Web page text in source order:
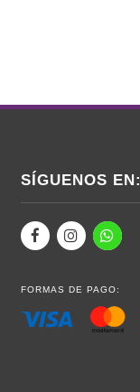
SÍGUENOS EN:
FORMAS DE PAGO: